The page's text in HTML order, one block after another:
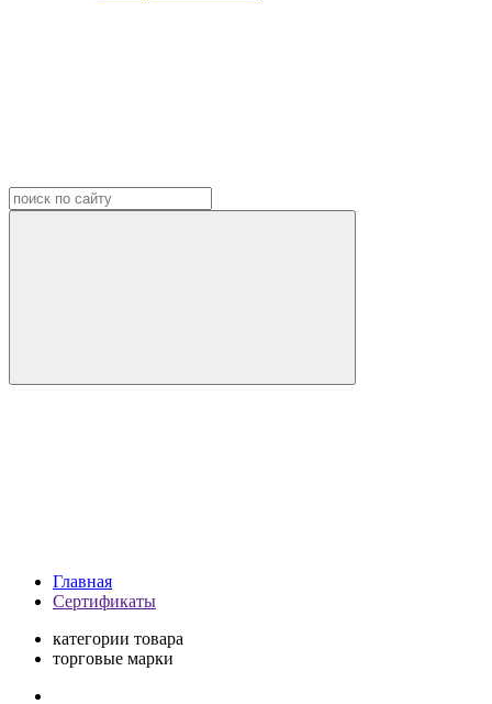
Главная
Сертификаты
категории товара
торговые марки